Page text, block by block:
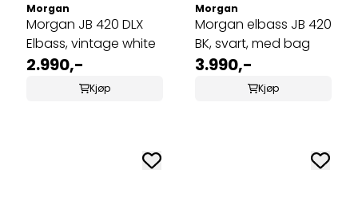
Morgan
Morgan JB 420 DLX
Elbass, vintage white
2.990,-
Kjøp
Morgan
Morgan elbass JB 420
BK, svart, med bag
3.990,-
Kjøp